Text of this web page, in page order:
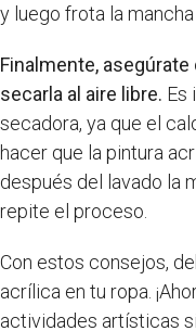
y luego frota la
Finalmente, asegúrate
secarla al aire libre. Es
secadora, ya que el
hacer que la pintura
después del lavado la
repite el proceso.
Con estos consejos,
acrílica en tu ropa.
actividades artísticas